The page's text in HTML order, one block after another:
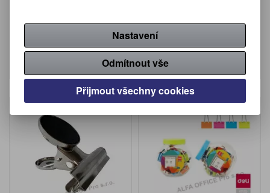
Katalogové číslo:309620
Katalogové číslo:309640
59 Kč (bez DPH:)
Nastavení
Odmítnout vše
Přijmout všechny cookies